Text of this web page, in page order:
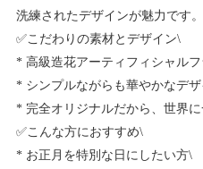
洗練されたデザインが魅力です。
✅こだわりの素材とデザイン\
* 高級造花アーティフィシャル
* シンプルながらも華やかなデ
* 完全オリジナルだから、世界
✅こんな方におすすめ\
* お正月を特別な日にしたい方\